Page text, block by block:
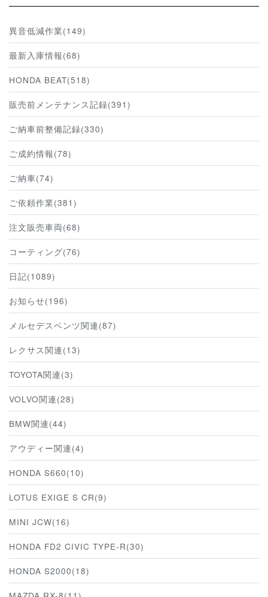
異音低減作業(149)
最新入庫情報(68)
HONDA BEAT(518)
販売前メンテナンス記録(391)
ご納車前整備記録(330)
ご成約情報(78)
ご納車(74)
ご依頼作業(381)
注文販売車両(68)
コーティング(76)
日記(1089)
お知らせ(196)
メルセデスベンツ関連(87)
レクサス関連(13)
TOYOTA関連(3)
VOLVO関連(28)
BMW関連(44)
アウディー関連(4)
HONDA S660(10)
LOTUS EXIGE S CR(9)
MINI JCW(16)
HONDA FD2 CIVIC TYPE-R(30)
HONDA S2000(18)